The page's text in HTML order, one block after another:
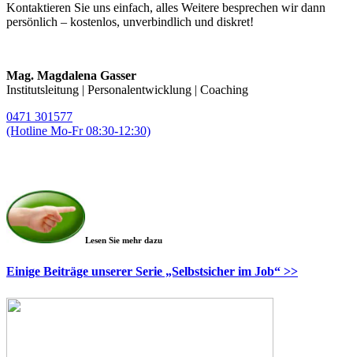
Kontaktieren Sie uns einfach, alles Weitere besprechen wir dann
persönlich – kostenlos, unverbindlich und diskret!
Mag. Magdalena Gasser
Institutsleitung | Personalentwicklung | Coaching
0471 301577
(Hotline Mo-Fr 08:30-12:30)
Lesen Sie mehr dazu
Einige Beiträge unserer Serie „Selbstsicher im Job“ >>